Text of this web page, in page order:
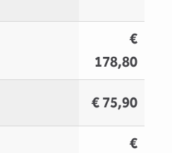
€
178,80
€ 75,90
€